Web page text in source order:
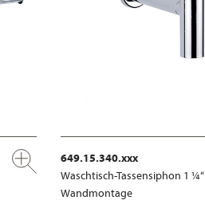
649.15.340.xxx
Waschtisch-Tassensiphon 1 ¼“
Wandmontage